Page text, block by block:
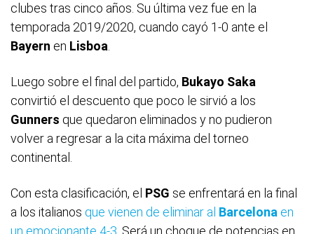
clubes tras cinco años. Su última vez fue en la
temporada 2019/2020, cuando cayó 1-0 ante el
Bayern en Lisboa.
Luego sobre el final del partido, Bukayo Saka
convirtió el descuento que poco le sirvió a los
Gunners que quedaron eliminados y no pudieron
volver a regresar a la cita máxima del torneo
continental.
Con esta clasificación, el PSG se enfrentará en la final
a los italianos que vienen de eliminar al Barcelona en
un emocionante 4-3. Será un choque de potencias en